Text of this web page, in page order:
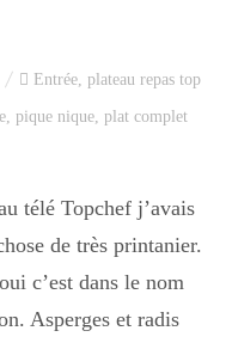
Entrée, plateau repas top
, pique nique, plat complet
télé Topchef j’avais
de très printanier.
c’est dans le nom
Asperges et radis